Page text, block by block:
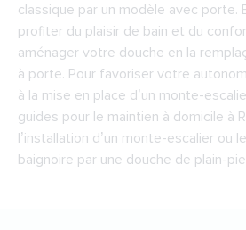
classique par un modèle avec porte.
profiter du plaisir de bain et du
aménager votre douche en la
à porte. Pour favoriser votre
à la mise en place d’un monte-
guides pour le maintien à domicile à
l’installation d’un monte-escalier ou
baignoire par une douche de plain-